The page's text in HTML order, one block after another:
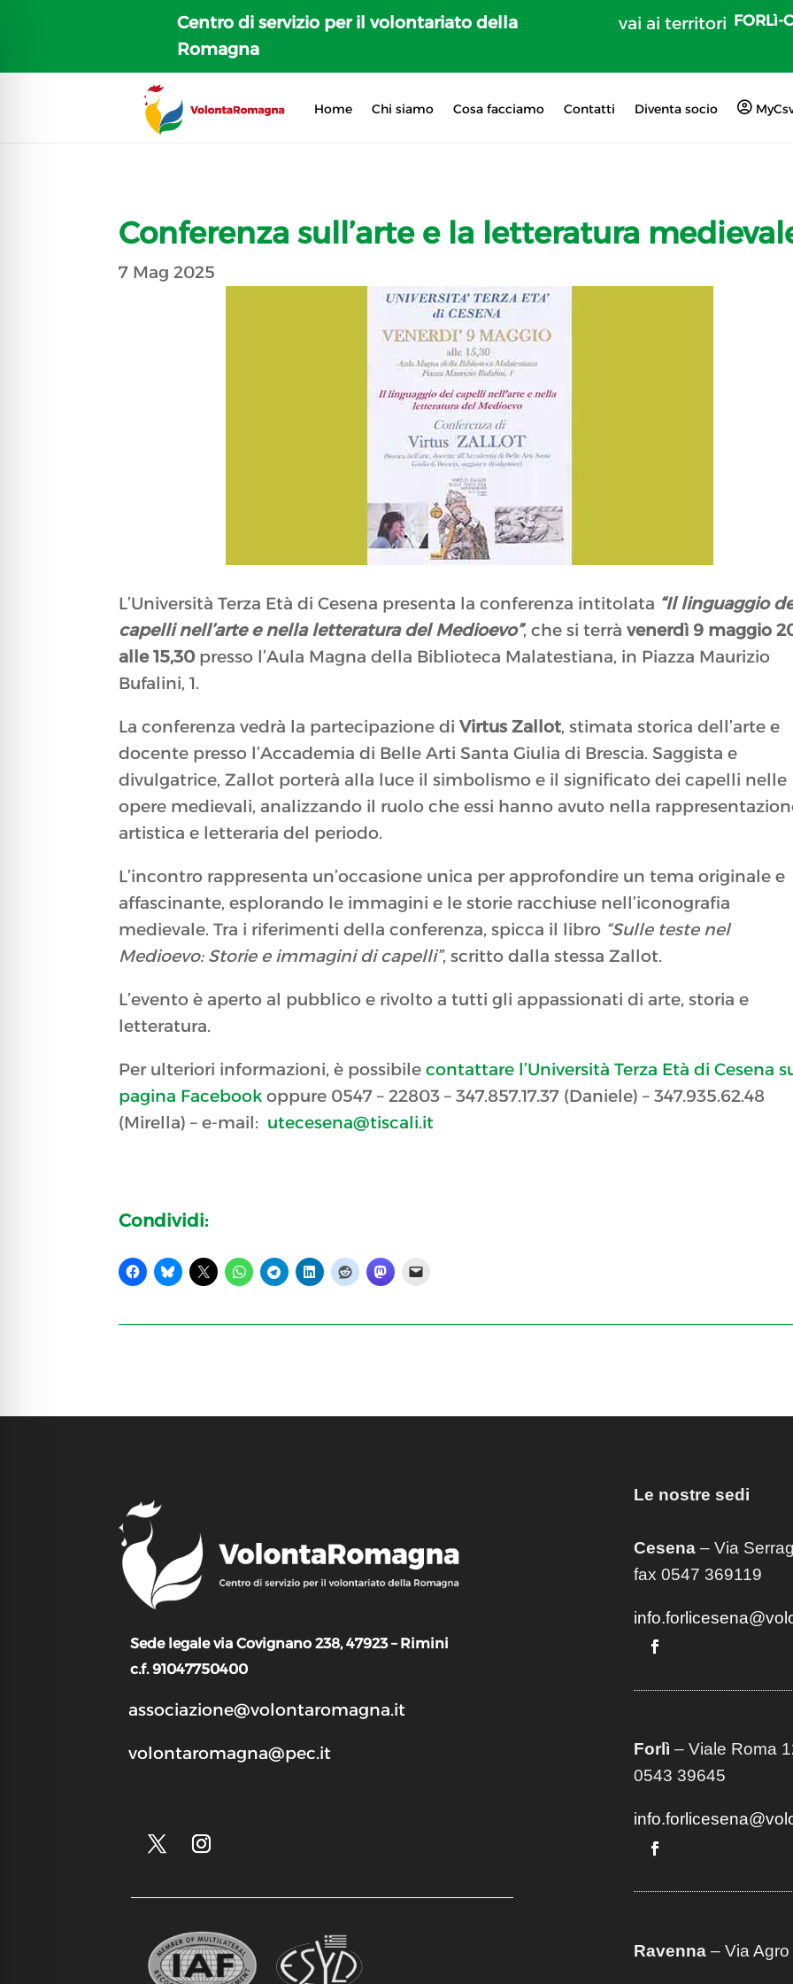
Centro di servizio per il volontariato della
Romagna
vai ai territori FORLì-
Home Chi siamo Cosa facciamo Contatti Diventa socio
Conferenza sull’arte e la letteratura
7 Mag 2025
L’Università Terza Età di Cesena presenta la conferenza intitolata “Il linguaggio
capelli nell’arte e nella letteratura del Medioevo”, che si terràvenerdì 9 maggio
alle 15,30 presso l’Aula Magna della Biblioteca Malatestiana, in Piazza Maurizio
Bufalini, 1.
La conferenza vedrà la partecipazione diVirtus Zallot, stimata storica dell’arte e
docente presso l’Accademia di Belle Arti Santa Giulia di Brescia. Saggista e
divulgatrice, Zallot porterà alla luce il simbolismo e il significato dei capelli nelle
opere medievali, analizzando il ruolo che essi hanno avuto nella
artistica e letteraria del periodo.
L’incontro rappresenta un’occasione unica per approfondire un tema originale e
affascinante, esplorando le immagini e le storie racchiuse nell’iconografia
medievale. Tra i riferimenti della conferenza, spicca il libro “Sulle teste nel
Medioevo: Storie e immagini di capelli”, scritto dalla stessa Zallot.
L’evento è aperto al pubblico e rivolto a tutti gli appassionati di arte, storia e
letteratura.
Per ulteriori informazioni, è possibilecontattare l’Università Terza Età di Cesena
pagina Facebook oppure 0547 – 22803 – 347.857.17.37 (Daniele) – 347.935.62.48
(Mirella) – e-mail: utecesena@tiscali.it
Condividi:
Sede legale via Covignano 238, 47923 – Rimini
c.f. 91047750400
associazione@volontaromagna.it
volontaromagna@pec.it
Le nostre sedi
Cesena– Via
fax 0547 369119
Forlì – Viale Roma
0543 39645
Ravenna– Via Agro